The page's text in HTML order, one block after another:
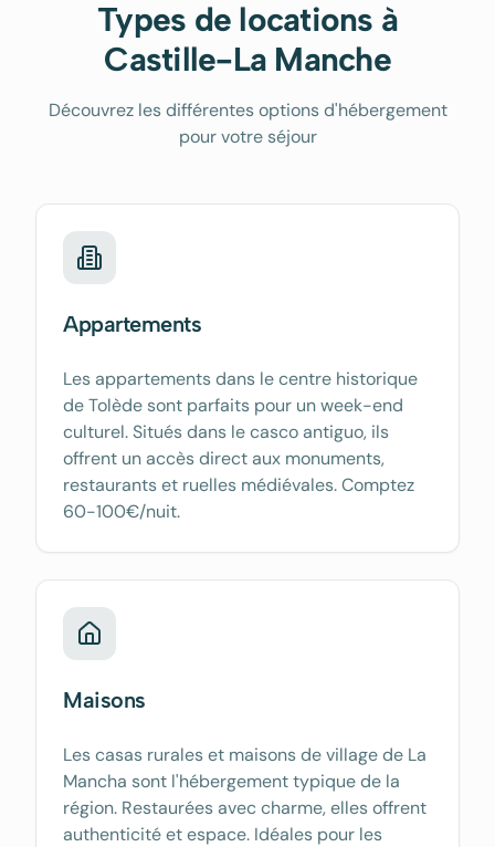
Types de locations à
Castille-La Manche
Découvrez les différentes options d'hébergement
pour votre séjour
Appartements
Les appartements dans le centre historique
de Tolède sont parfaits pour un week-end
culturel. Situés dans le casco antiguo, ils
offrent un accès direct aux monuments,
restaurants et ruelles médiévales. Comptez
60-100€/nuit.
Maisons
Les casas rurales et maisons de village de La
Mancha sont l'hébergement typique de la
région. Restaurées avec charme, elles offrent
authenticité et espace. Idéales pour les